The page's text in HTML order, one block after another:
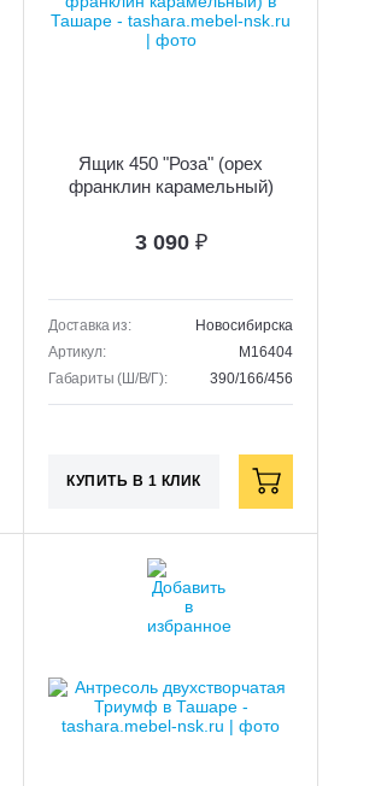
Ящик 450 "Роза" (орех
франклин карамельный)
3 090 ₽
Доставка из:
Новосибирска
Артикул:
M16404
Габариты (Ш/В/Г):
390/166/456
КУПИТЬ В 1 КЛИК